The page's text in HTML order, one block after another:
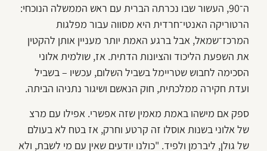
ה־90, העשור שבו נכרתה הברית עם ראש הממשלה הנוכחי:
הרטוריקה האנטי־חרדית היא מסווה עבור מפלגות
המרכז־שמאל, אבל ברגע האמת יותר מעניין אותן להקטין
את השפעת הליכוד והציונות הדתית. אז, שולמית אלוני
הסכימה לחבוש שטריימל בשביל השלום, עכשיו – בשביל
ועדת חקירה ממלכתית, חוק הנאשם ושיגור נתניהו הביתה.
ספק אם מישהו באמת מאמין שזה אפשרי. אפילו עם מרצ
של אלוני בשנות אוסלו זה קרטע וחרק, אז בטח לא בעולם
של גולן, ליברמן ולפיד. "כולנו יודעים שאין עם מי לשבת, ולא